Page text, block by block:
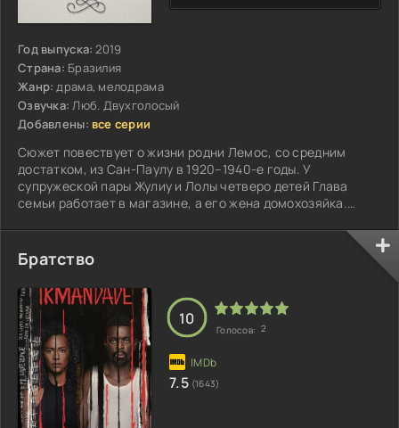
Год выпуска: 2019
Страна: Бразилия
Жанр: драма, мелодрама
Озвучка: Люб. Двухголосый
Добавлены: все серии
Сюжет повествует о жизни родни Лемос, со средним
достатком, из Сан-Паулу в 1920–1940-е годы. У
супружеской пары Жулиу и Лолы четверо детей Глава
семьи работает в магазине, а его жена домохозяйка.
родителей...
Братство
10
Голосов: 2
7.5 (1643)